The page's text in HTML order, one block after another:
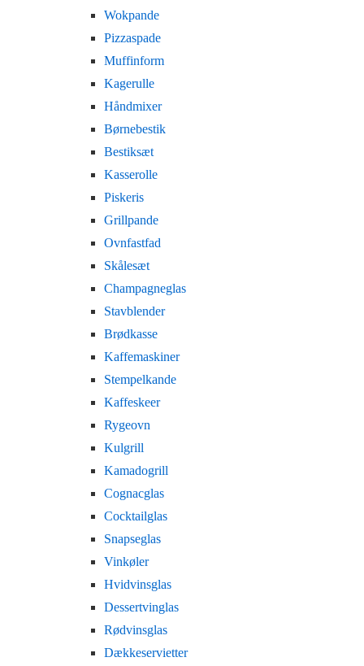
Wokpande
Pizzaspade
Muffinform
Kagerulle
Håndmixer
Børnebestik
Bestiksæt
Kasserolle
Piskeris
Grillpande
Ovnfastfad
Skålesæt
Champagneglas
Stavblender
Brødkasse
Kaffemaskiner
Stempelkande
Kaffeskeer
Rygeovn
Kulgrill
Kamadogrill
Cognacglas
Cocktailglas
Snapseglas
Vinkøler
Hvidvinsglas
Dessertvinglas
Rødvinsglas
Dækkeservietter